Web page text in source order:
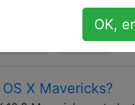
le Web, donc je ne
X Mavericks?
OK,